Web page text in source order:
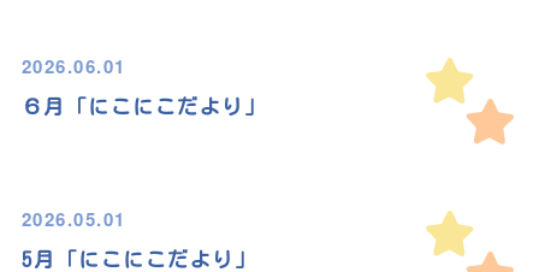
2026.06.01
６月「にこにこだより」
2026.05.01
5月「にこにこだより」